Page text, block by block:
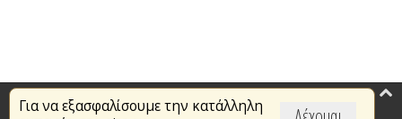
Για να εξασφαλίσουμε την κατάλληλη
Επικαιρότητα